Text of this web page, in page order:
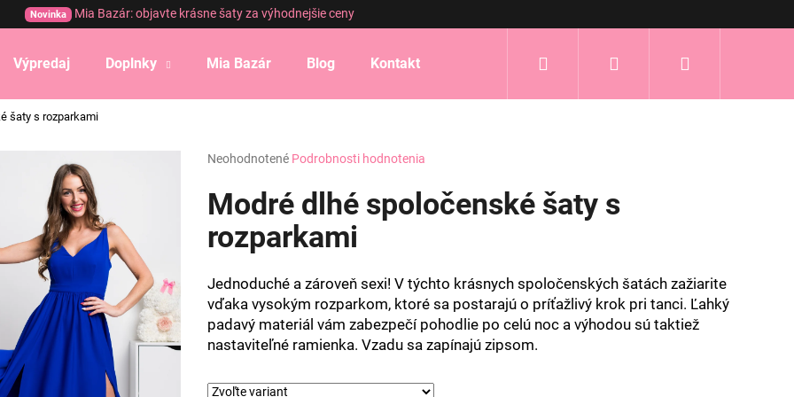
Novinka Mia Bazár: objavte krásne šaty za výhodnejšie ceny
Výpredaj Doplnky Mia Bazár Blog Kontakt Prihlásenie
šaty s rozparkami
Priemerné
produktu
je
hviezdičiek.
Neohodnotené Podrobnosti hodnotenia
Modré dlhé spoločenské šaty s
rozparkami
Jednoduché a zároveň sexi! V týchto krásnych spoločenských šatách zažiarite
vďaka vysokým rozparkom, ktoré sa postarajú o príťažlivý krok pri tanci. Ľahký
padavý materiál vám zabezpečí pohodlie po celú noc a výhodou sú taktiež
nastaviteľné ramienka. Vzadu sa zapínajú zipsom.
Čo potrebujete nájsť?
HĽADAŤ
Odporúčame